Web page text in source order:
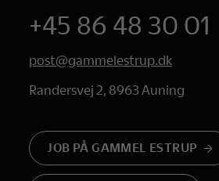
+45 86 48 30 01
post@gammelestrup.dk
Randersvej 2, 8963 Auning
JOB PÅ GAMMEL ESTRUP